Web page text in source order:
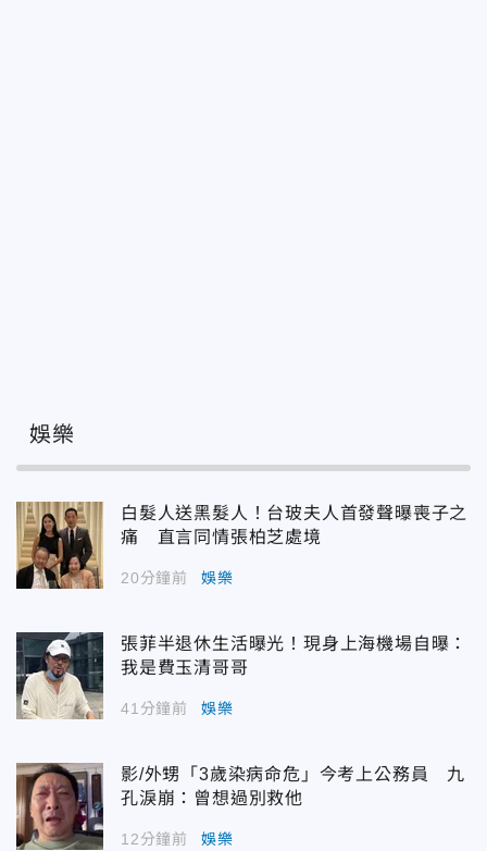
娛樂
白髮人送黑髮人！台玻夫人首發聲曝喪子之
痛 直言同情張柏芝處境
20分鐘前 娛樂
張菲半退休生活曝光！現身上海機場自曝：
我是費玉清哥哥
41分鐘前 娛樂
影/外甥「3歲染病命危」今考上公務員 九
孔淚崩：曾想過別救他
12分鐘前 娛樂